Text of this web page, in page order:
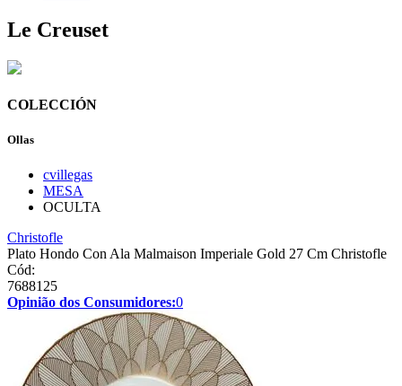
Le Creuset
COLECCIÓN
Ollas
cvillegas
MESA
OCULTA
Christofle
Plato Hondo Con Ala Malmaison Imperiale Gold 27 Cm Christofle
Cód:
7688125
Opinião dos Consumidores:0